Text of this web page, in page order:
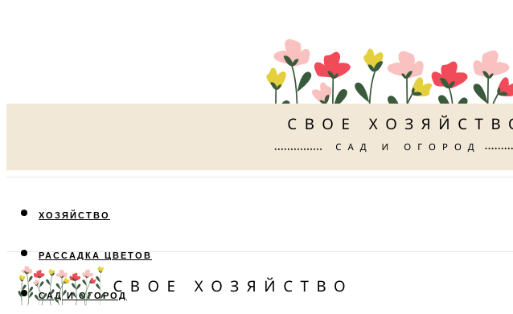
ХОЗЯЙСТВО
РАССАДКА ЦВЕТОВ
САД И ОГОРОД